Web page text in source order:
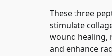
These three
stimulate
wound healing,
and enhance